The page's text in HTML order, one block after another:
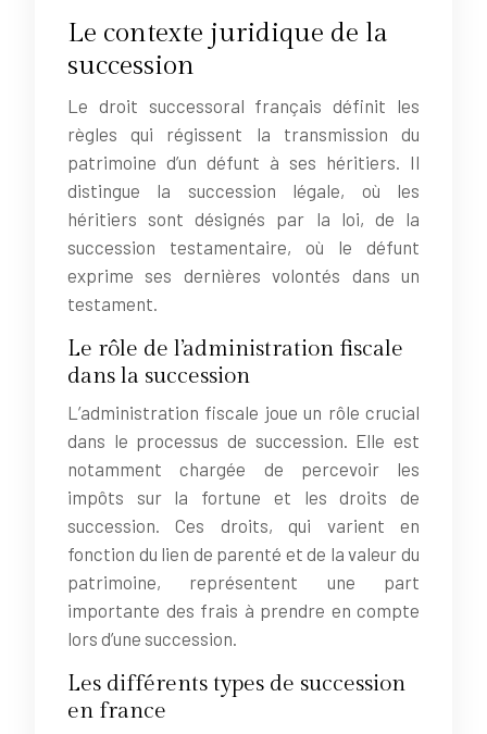
Le contexte juridique de la
succession
Le droit successoral français définit les
règles qui régissent la transmission du
patrimoine d’un défunt à ses héritiers. Il
distingue la succession légale, où les
héritiers sont désignés par la loi, de la
succession testamentaire, où le défunt
exprime ses dernières volontés dans un
testament.
Le rôle de l’administration fiscale
dans la succession
L’administration fiscale joue un rôle crucial
dans le processus de succession. Elle est
notamment chargée de percevoir les
impôts sur la fortune et les droits de
succession. Ces droits, qui varient en
fonction du lien de parenté et de la valeur du
patrimoine, représentent une part
importante des frais à prendre en compte
lors d’une succession.
Les différents types de succession
en france